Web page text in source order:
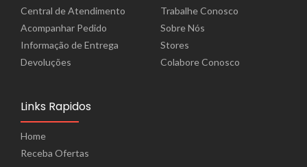
Central de Atendimento
Acompanhar Pedido
Informação de Entrega
Devoluções
Trabalhe Conosco
Sobre Nós
Stores
Colabore Conosco
Links Rapidos
Home
Receba Ofertas